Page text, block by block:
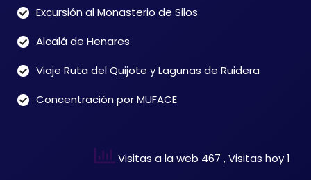
Excursión al Monasterio de Silos
Alcalá de Henares
Viaje Ruta del Quijote y Lagunas de Ruidera
Concentración por MUFACE
Visitas a la web 467 , Visitas hoy 1